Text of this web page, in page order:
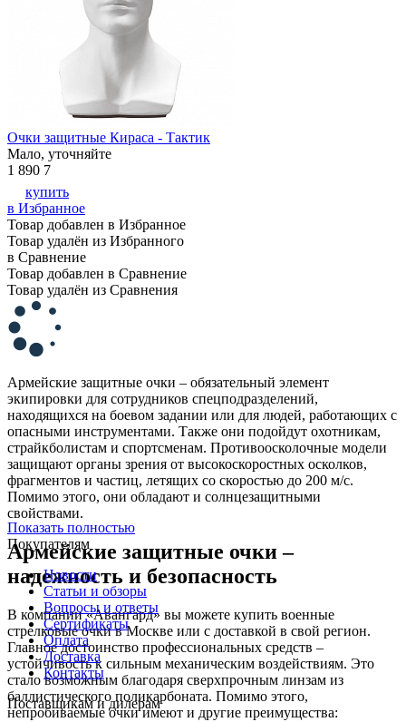
Очки защитные Кираса - Тактик
Мало, уточняйте
1 890 7
купить
в Избранное
Товар добавлен в Избранное
Товар удалён из Избранного
в Сравнение
Товар добавлен в Сравнение
Товар удалён из Сравнения
Армейские защитные очки – обязательный элемент
экипировки для сотрудников спецподразделений,
находящихся на боевом задании или для людей, работающих с
опасными инструментами. Также они подойдут охотникам,
страйкболистам и спортсменам. Противоосколочные модели
защищают органы зрения от высокоскоростных осколков,
фрагментов и частиц, летящих со скоростью до 200 м/с.
Помимо этого, они обладают и солнцезащитными
свойствами.
Армейские защитные очки –
надежность и безопасность
В компании «Авангард» вы можете купить военные
стрелковые очки в Москве или с доставкой в свой регион.
Главное достоинство профессиональных средств –
устойчивость к сильным механическим воздействиям. Это
стало возможным благодаря сверхпрочным линзам из
баллистического поликарбоната. Помимо этого,
непробиваемые очки имеют и другие преимущества:
Показать полностью
Покупателям
Новости
Статьи и обзоры
Вопросы и ответы
Сертификаты
Оплата
Доставка
Контакты
Поставщикам и дилерам